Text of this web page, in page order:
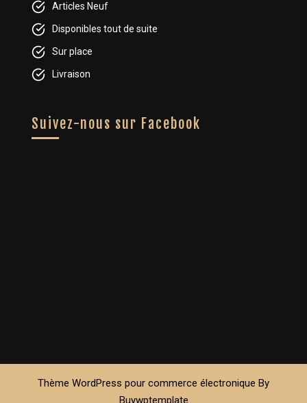
Articles Neuf
Disponibles tout de suite
Sur place
Livraison
Suivez-nous sur Facebook
Thème WordPress pour commerce électronique By
Buywptemplate